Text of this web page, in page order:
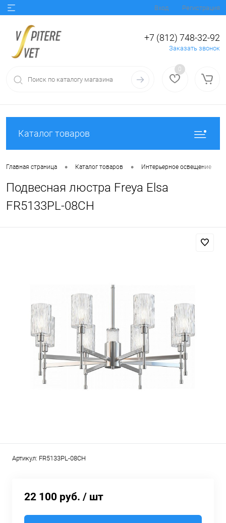
Вход Регистрация
+7 (812) 748-32-92
Заказать звонок
0
Каталог товаров
Главная страница • Каталог товаров • Интерьерное освещение
Подвесная люстра Freya Elsa
FR5133PL-08CH
Артикул: FR5133PL-08CH
22 100 руб. / шт